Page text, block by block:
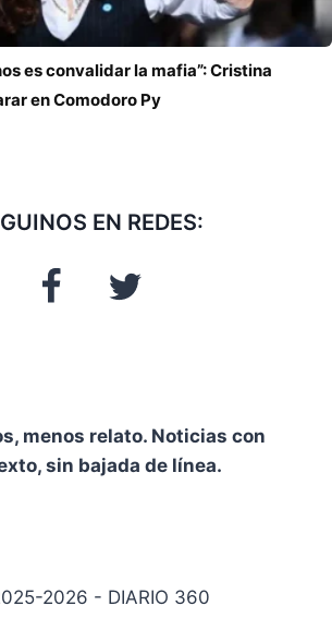
es convalidar la mafia”: Cristina
en Comodoro Py
EN REDES:
menos relato. Noticias con
sin bajada de línea.
2026 - DIARIO 360